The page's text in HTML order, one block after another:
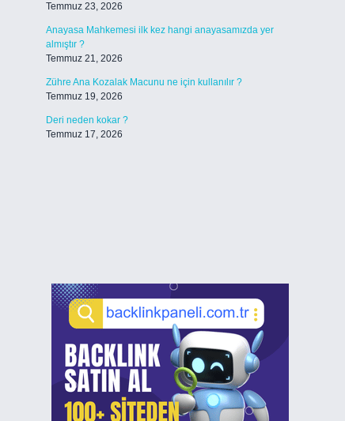
Temmuz 23, 2026
Anayasa Mahkemesi ilk kez hangi anayasamızda yer
almıştır ?
Temmuz 21, 2026
Zühre Ana Kozalak Macunu ne için kullanılır ?
Temmuz 19, 2026
Deri neden kokar ?
Temmuz 17, 2026